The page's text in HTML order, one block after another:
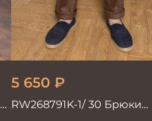
5 650 ₽
RW268791K-1/ 30 Брюки